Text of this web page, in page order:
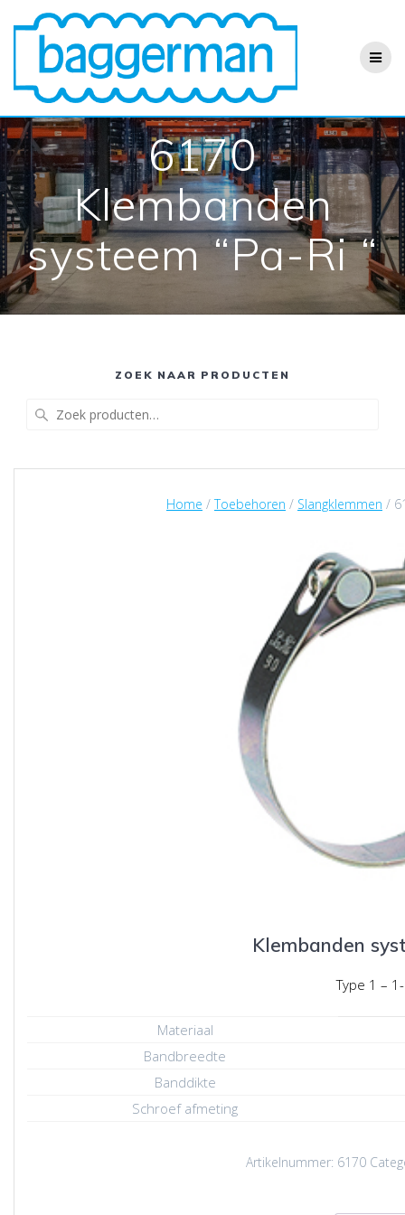
Ga
naar
de
inhoud
6170
Klembanden
systeem “Pa-Ri “
ZOEK NAAR PRODUCTEN
Home /Toebehoren / Slangklemmen /
Klembanden
Type 1 –
Materiaal
Bandbreedte
Banddikte
Schroef afmeting
Artikelnummer: 6170